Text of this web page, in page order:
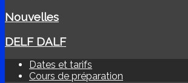
Nouvelles
DELF DALF
Dates et tarifs
Cours de préparation